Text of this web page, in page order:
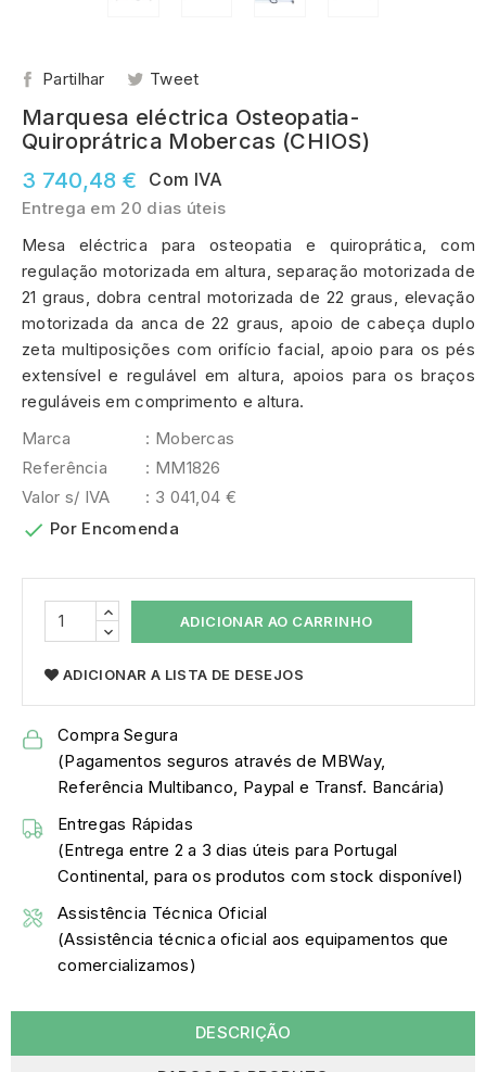
Partilhar Tweet
Marquesa eléctrica Osteopatia-
Quiroprátrica Mobercas (CHIOS)
3 740,48 €
Com IVA
Entrega em 20 dias úteis
Mesa eléctrica para osteopatia e quiroprática, com
regulação motorizada em altura, separação motorizada de
21 graus, dobra central motorizada de 22 graus, elevação
motorizada da anca de 22 graus, apoio de cabeça duplo
zeta multiposições com orifício facial, apoio para os pés
extensível e regulável em altura, apoios para os braços
reguláveis em comprimento e altura.
Marca
: Mobercas
Referência
: MM1826
Valor s/ IVA
: 3 041,04 €
 Por Encomenda
ADICIONAR AO CARRINHO
ADICIONAR A LISTA DE DESEJOS
Compra Segura
(Pagamentos seguros através de MBWay,
Referência Multibanco, Paypal e Transf. Bancária)
Entregas Rápidas
(Entrega entre 2 a 3 dias úteis para Portugal
Continental, para os produtos com stock disponível)
Assistência Técnica Oficial
(Assistência técnica oficial aos equipamentos que
comercializamos)
DESCRIÇÃO